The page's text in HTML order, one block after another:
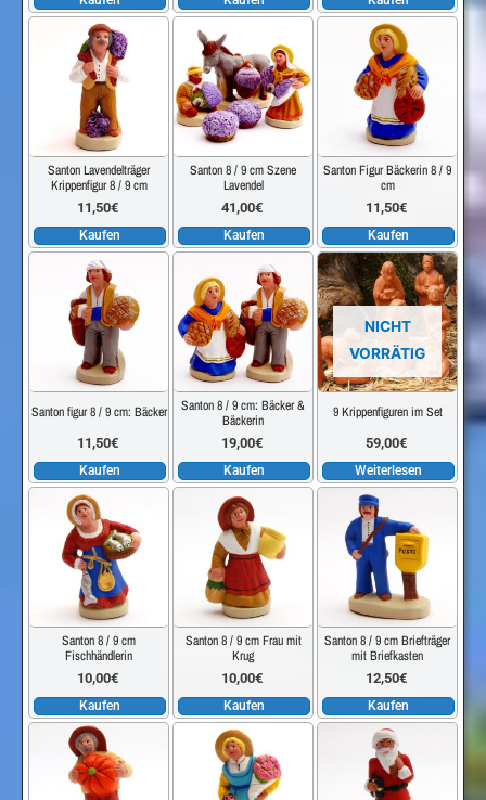
Santon Lavendelträger
Krippenfigur 8 / 9 cm
11,50€
Kaufen
Santon 8 / 9 cm Szene
Lavendel
41,00€
Kaufen
Santon Figur Bäckerin 8 / 9
cm
11,50€
Kaufen
Santon figur 8 / 9 cm: Bäcker
11,50€
Kaufen
Santon 8 / 9 cm: Bäcker &
Bäckerin
19,00€
Kaufen
NICHT
VORRÄTIG
9 Krippenfiguren im Set
59,00€
Weiterlesen
Santon 8 / 9 cm
Fischhändlerin
10,00€
Kaufen
Santon 8 / 9 cm Frau mit
Krug
10,00€
Kaufen
Santon 8 / 9 cm Briefträger
mit Briefkasten
12,50€
Kaufen